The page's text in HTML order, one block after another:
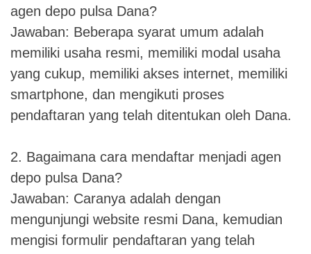
agen depo pulsa Dana?
Jawaban: Beberapa syarat umum adalah
memiliki usaha resmi, memiliki modal usaha
yang cukup, memiliki akses internet, memiliki
smartphone, dan mengikuti proses
pendaftaran yang telah ditentukan oleh Dana.
2. Bagaimana cara mendaftar menjadi agen
depo pulsa Dana?
Jawaban: Caranya adalah dengan
mengunjungi website resmi Dana, kemudian
mengisi formulir pendaftaran yang telah